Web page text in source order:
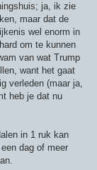
ja, ik zie
maar dat de
wel enorm in
om te kunnen
van wat Trump
want het gaat
verleden (maar ja,
heb je dat nu
in 1 ruk kan
dag of meer